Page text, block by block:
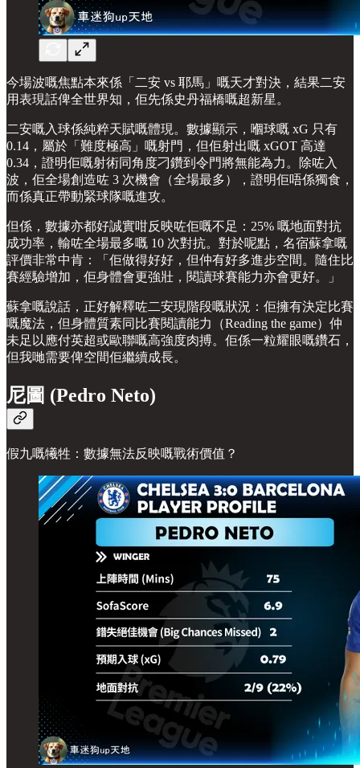
今場波嘅焦點本來係「二安 vs 耶馬」嘅天才對決，結果二安
用表現話俾全世界知，佢先係史丹福橋嘅超新星。
二安嘅入球係純粹天賦嘅體現。數據顯示，嗰球嘅 xG 只有
0.14，屬於「難度極高」嘅射門，但佢射出嘅 xGOT 高達
0.34，證明佢嘅射術同角度刁鑽到令門將無能為力。除咗入
波，佢全場創造咗 3 次機會（全場最多），證明佢唔係獨食，
而係真正帶動緊球隊嘅進攻。
但係，數據亦都好誠實咁反映咗佢嘅不足：25% 嘅地面對抗
成功率，輸咗全場最多嘅 10 次對抗。對於呢點，名宿蘇拿嘅
評價非常中肯：「佢做得好好，但仲有好多進步空間。隨住比
賽經驗增加，佢身體會更強壯，閱讀球賽能力亦會更好。」
蘇拿嘅說話，正好解釋咗二安現階段嘅狀況：佢擁有決定比賽
嘅魔法，但身體質素同比賽閱讀能力（Reading the game）仲
未足以應付英超或歐聯嘅高強度肉搏。佢係一粒耀眼嘅鑽石，
但我哋需要俾空間佢繼續成長。
尼圖 (Pedro Neto)
假九嘅犧牲：數據無法反映嘅戰術價值？